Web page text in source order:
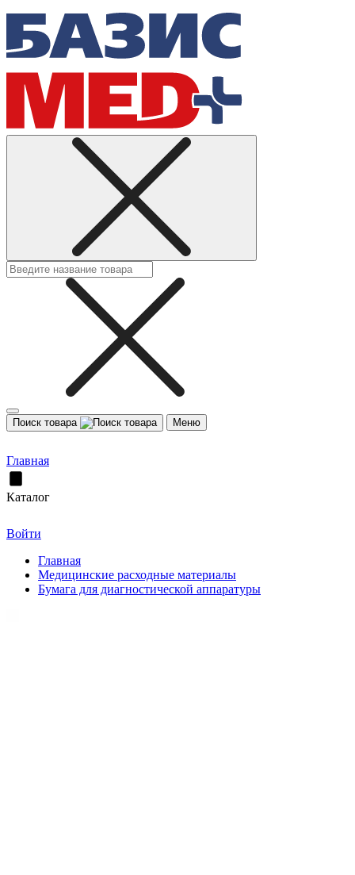
Поиск товара Меню
Главная
Каталог
Войти
Главная
Медицинские расходные материалы
Бумага для диагностической аппаратуры